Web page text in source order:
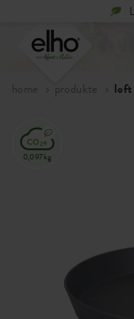
home produkte loft
0,097kg